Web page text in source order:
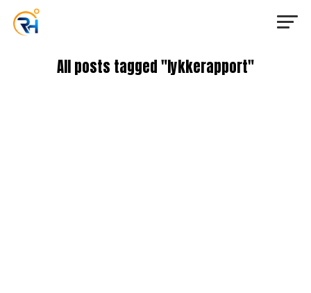
All posts tagged "lykkerapport"